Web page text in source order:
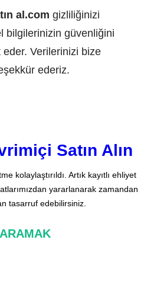
al.com gizliliğinizi
bilgilerinizin güvenliğini
eder. Verilerinizi bize
ederiz.
Satın Alın
kolaylaştırıldı. Artık kayıtlı ehliyet
yararlanarak zamandan
tasarruf edebilirsiniz.
ARAMAK